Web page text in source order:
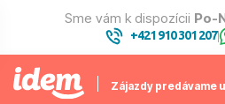
Sme vám k dispozícii Po-
+421 910 301 207|
Zájazdy predávame